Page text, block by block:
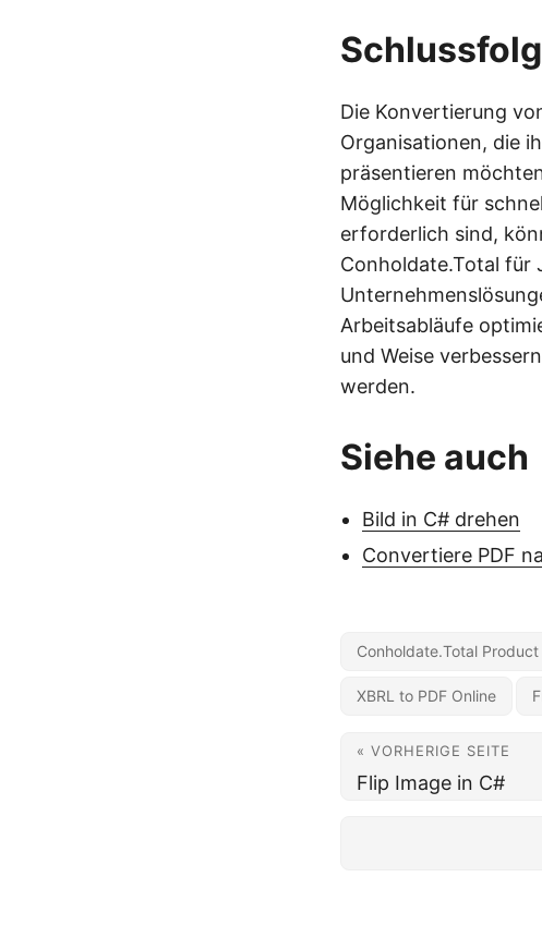
Die Konvertierung
Organisationen, die
präsentieren
Möglichkeit für
erforderlich sind,
Conholdate.Total für
Arbeitsabläufe
und Weise
werden.
Siehe auch
Bild in C# drehen
Convertiere PDF
Conholdate.Total Product
XBRL to PDF Online
« VORHERIGE SEITE
Flip Image in C#